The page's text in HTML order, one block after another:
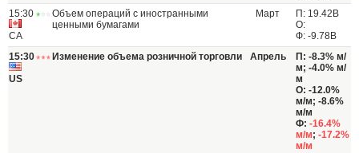
15:30
CA
Объем операций с иностранными
ценными бумагами
Март
П: 19.42B
О:
Ф: -9.78B
15:30
US
Изменение объема розничной торговли Апрель
П: -8.3% м/
м; -4.0% м/
м
О: -12.0%
м/м; -8.6%
м/м
Ф: -16.4%
м/м; -17.2%
м/м